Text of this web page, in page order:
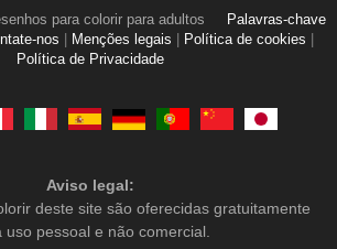
para colorir para adultos
Palavras-chave
nos Menções legais Política de cookies
Política de Privacidade
Aviso legal:
deste site são oferecidas gratuitamente
uso pessoal e não comercial.